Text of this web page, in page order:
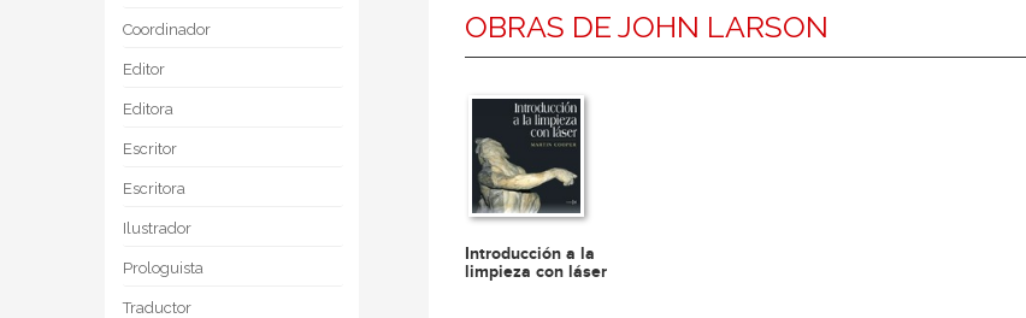
Coordinador
Editor
Editora
Escritor
Escritora
Ilustrador
Prologuista
Traductor
OBRAS DE JOHN LARSON
Introducción a la
limpieza con láser